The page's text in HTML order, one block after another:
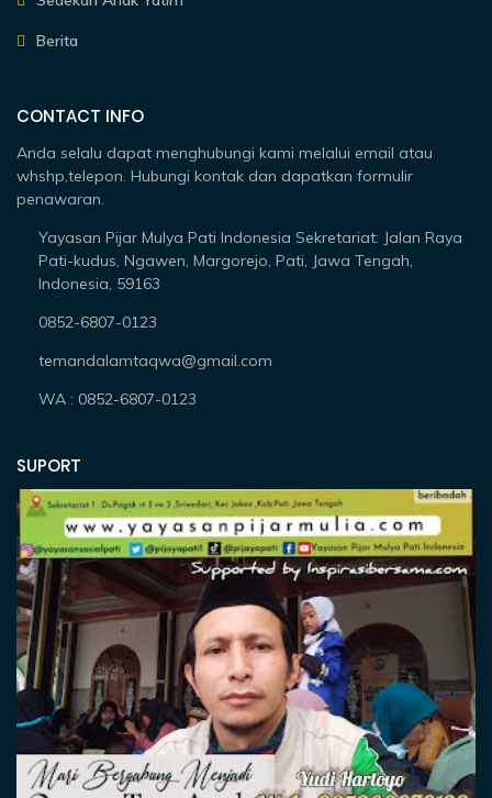
Berita
CONTACT INFO
Anda selalu dapat menghubungi kami melalui email atau
whshp,telepon. Hubungi kontak dan dapatkan formulir
penawaran.
Yayasan Pijar Mulya Pati Indonesia Sekretariat: Jalan Raya
Pati-kudus, Ngawen, Margorejo, Pati, Jawa Tengah,
Indonesia, 59163
0852-6807-0123
temandalamtaqwa@gmail.com
WA : 0852-6807-0123
SUPORT